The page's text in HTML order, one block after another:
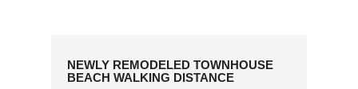
NEWLY REMODELED TOWNHOUSE
BEACH WALKING DISTANCE